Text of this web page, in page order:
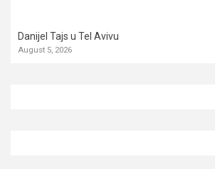
Danijel Tajs u Tel Avivu
August 5, 2026